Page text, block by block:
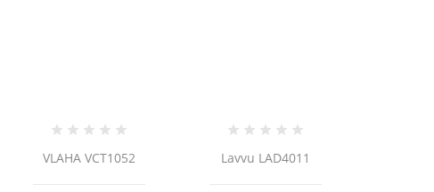
VLAHA VCT1052 Lavvu LAD4011